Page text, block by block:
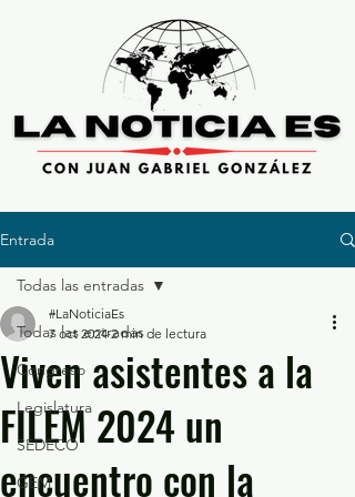
Entrada
Todas las entradas
Congreso
Legislatura
SEDECO
GEM
Todas las entradas
Viven asistentes a la
FILEM 2024 un
encuentro con la
#LaNoticiaEs
7 oct 2024 2 min de lectura